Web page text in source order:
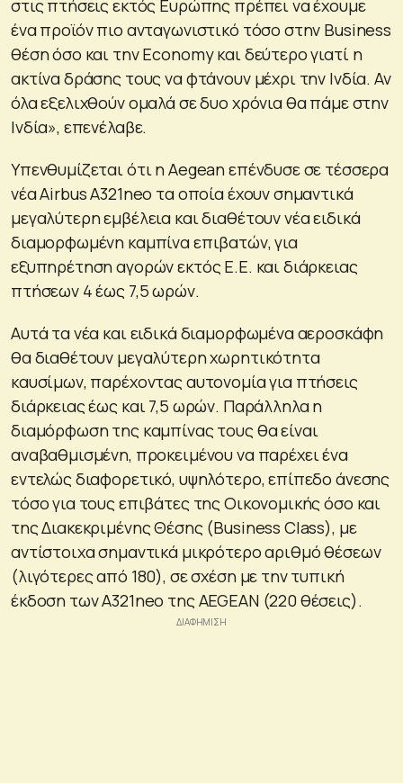
στις πτήσεις εκτός Ευρώπης πρέπει να έχουμε
ένα προϊόν πιο ανταγωνιστικό τόσο στην Business
θέση όσο και την Economy και δεύτερο γιατί η
ακτίνα δράσης τους να φτάνουν μέχρι την Ινδία. Αν
όλα εξελιχθούν ομαλά σε δυο χρόνια θα πάμε στην
Ινδία», επενέλαβε.
Υπενθυμίζεται ότι η Aegean επένδυσε σε τέσσερα
νέα Airbus A321neo τα οποία έχουν σημαντικά
μεγαλύτερη εμβέλεια και διαθέτουν νέα ειδικά
διαμορφωμένη καμπίνα επιβατών, για
εξυπηρέτηση αγορών εκτός Ε.Ε. και διάρκειας
πτήσεων 4 έως 7,5 ωρών.
Αυτά τα νέα και ειδικά διαμορφωμένα αεροσκάφη
θα διαθέτουν μεγαλύτερη χωρητικότητα
καυσίμων, παρέχοντας αυτονομία για πτήσεις
διάρκειας έως και 7,5 ωρών. Παράλληλα η
διαμόρφωση της καμπίνας τους θα είναι
αναβαθμισμένη, προκειμένου να παρέχει ένα
εντελώς διαφορετικό, υψηλότερο, επίπεδο άνεσης
τόσο για τους επιβάτες της Οικονομικής όσο και
της Διακεκριμένης Θέσης (Business Class), με
αντίστοιχα σημαντικά μικρότερο αριθμό θέσεων
(λιγότερες από 180), σε σχέση με την τυπική
έκδοση των A321neo της AEGEAN (220 θέσεις).